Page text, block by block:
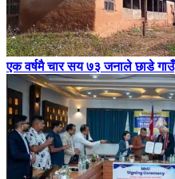
एक वर्षमै चार सय ७३ जनाले छाडे गाउँ